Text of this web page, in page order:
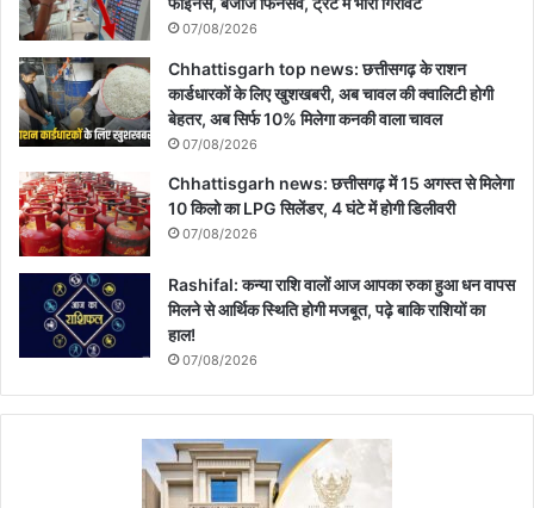
07/08/2026
Chhattisgarh top news: छत्तीसगढ़ के राशन
कार्डधारकों के लिए खुशखबरी, अब चावल की क्वालिटी होगी
बेहतर, अब सिर्फ 10% मिलेगा कनकी वाला चावल
07/08/2026
Chhattisgarh news: छत्तीसगढ़ में 15 अगस्त से मिलेगा
10 किलो का LPG सिलेंडर, 4 घंटे में होगी डिलीवरी
07/08/2026
Rashifal: कन्या राशि वालों आज आपका रुका हुआ धन वापस
मिलने से आर्थिक स्थिति होगी मजबूत, पढ़े बाकि राशियों का
हाल!
07/08/2026